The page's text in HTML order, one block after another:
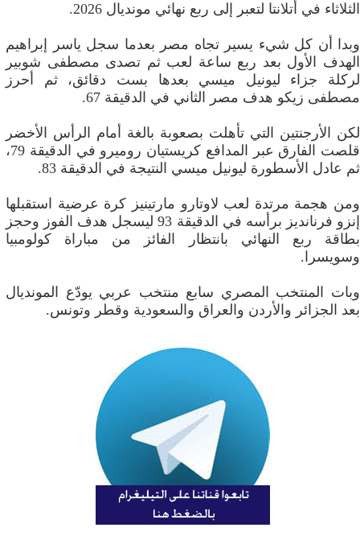
الثلاثاء في أتلانتا لتعبر إلى ربع نهائي مونديال 2026.
وبدا أن كل شيء يسير تجاه مصر بعدما سجل ياسر إبراهيم
الهدف الأول بعد ربع ساعة لعب ثم تصدى مصطفى شوبير
لركلة جزاء ليونيل ميسي بعدها بست دقائق، ثم أحرز
مصطفى زيكو هدف مصر الثاني في الدقيقة 67.
لكن الأرجنتين التي تأهلت بصعوبة بالغة أمام الرأس الأخضر
قلصت الفارق عبر المدافع كريستيان روميرو في الدقيقة 79،
ثم عادل الأسطورة ليونيل ميسي النتيجة في الدقيقة 83.
ومن هجمة مرتدة لعب لاوتارو مارتينيز كرة عرضية استقبلها
إنزو فرنانديز برأسه في الدقيقة 93 ليسجل هدف الفوز وحجز
بطاقة ربع النهائي بانتظار الفائز من مباراة كولومبيا
وسويسرا.
وبات المنتخب المصري سابع منتخب عربي يودّع المونديال
بعد الجزائر والأردن والعراق والسعودية وقطر وتونس.